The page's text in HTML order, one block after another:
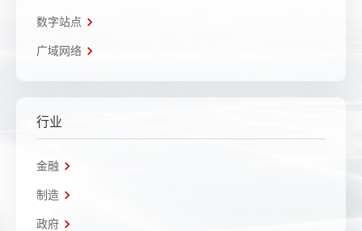
数字站点
广域网络
行业
金融
制造
政府